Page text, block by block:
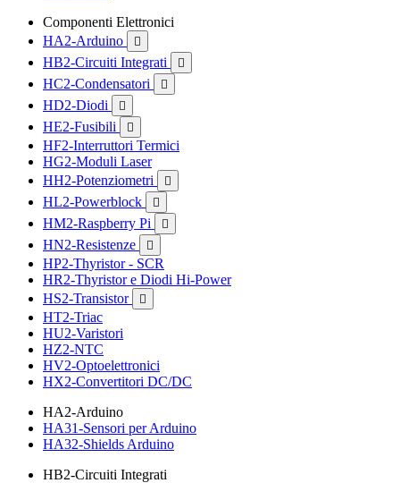
Componenti Elettronici
HA2-Arduino

HB2-Circuiti Integrati 
HC2-Condensatori 
HD2-Diodi 
HE2-Fusibili 
HF2-Interruttori Termici
HG2-Moduli Laser
HH2-Potenziometri

HL2-Powerblock 
HM2-Raspberry Pi 
HN2-Resistenze 
HP2-Thyristor - SCR
HR2-Thyristor e Diodi Hi-Power
HS2-Transistor

HT2-Triac
HU2-Varistori
HZ2-NTC
HV2-Optoelettronici
HX2-Convertitori DC/DC
HA2-Arduino
HA31-Sensori per Arduino
HA32-Shields Arduino
HB2-Circuiti Integrati